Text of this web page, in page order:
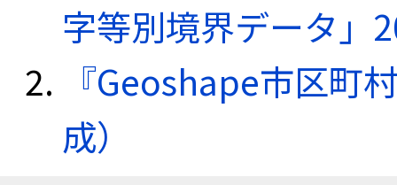
字等別境界データ」
『Geoshape市区町
成）